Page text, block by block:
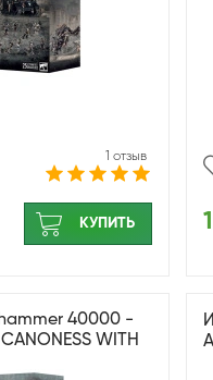
1 отзыв
КУПИТЬ
40000 -
WITH